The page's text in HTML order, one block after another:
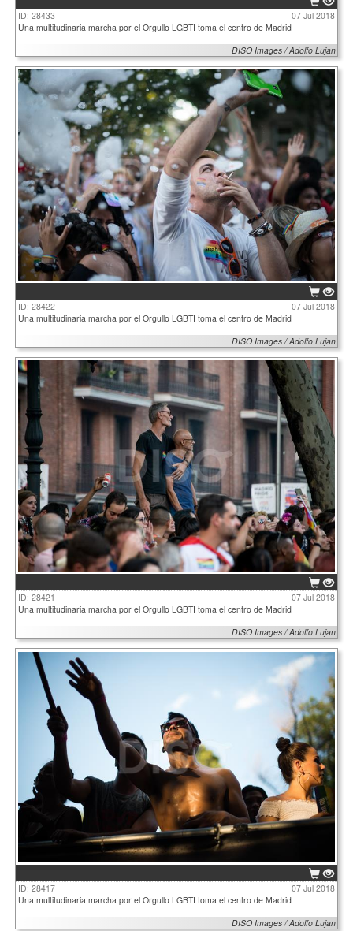
ID: 28433
07 Jul 2018
Una multitudinaria marcha por el Orgullo LGBTI toma el centro de Madrid
DISO Images / Adolfo Lujan
ID: 28422
07 Jul 2018
Una multitudinaria marcha por el Orgullo LGBTI toma el centro de Madrid
DISO Images / Adolfo Lujan
ID: 28421
07 Jul 2018
Una multitudinaria marcha por el Orgullo LGBTI toma el centro de Madrid
DISO Images / Adolfo Lujan
ID: 28417
07 Jul 2018
Una multitudinaria marcha por el Orgullo LGBTI toma el centro de Madrid
DISO Images / Adolfo Lujan